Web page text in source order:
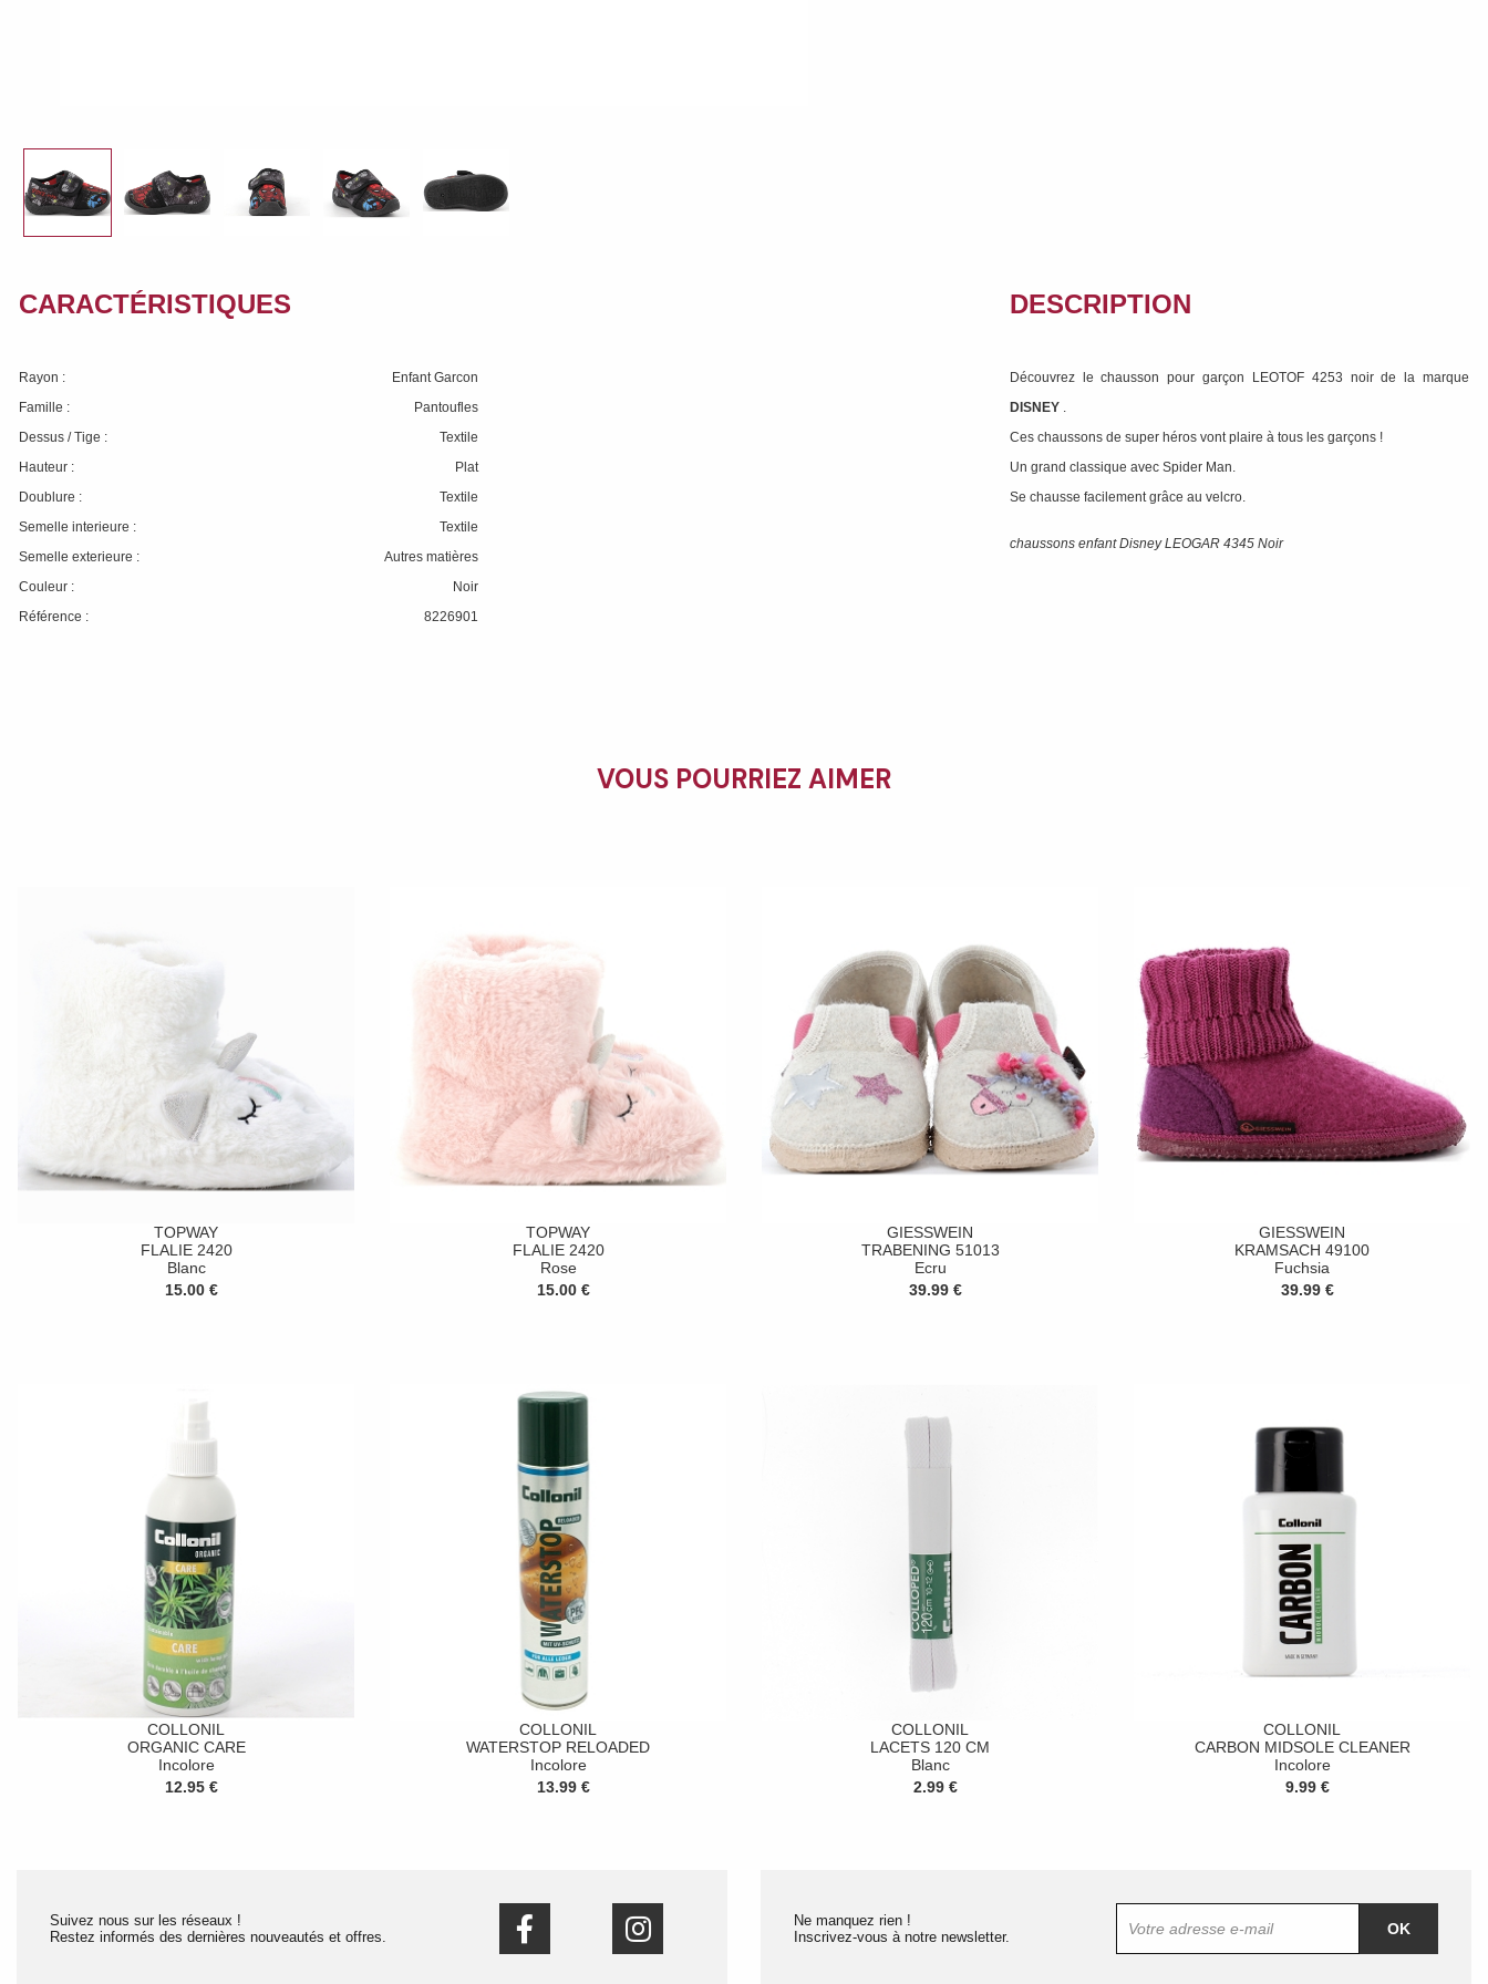
CARACTÉRISTIQUES
Rayon :
Enfant Garcon
Famille :
Pantoufles
Dessus / Tige :
Textile
Hauteur :
Plat
Doublure :
Textile
Semelle interieure :
Textile
Semelle exterieure :
Autres matières
Couleur :
Noir
Référence :
8226901
DESCRIPTION
Découvrez le chausson pour garçon LEOTOF 4253 noir de la marque
DISNEY .
Ces chaussons de super héros vont plaire à tous les garçons !
Un grand classique avec Spider Man.
Se chausse facilement grâce au velcro.
chaussons enfant Disney LEOGAR 4345 Noir
VOUS POURRIEZ AIMER
TOPWAY
FLALIE 2420
Blanc
15.00 €
TOPWAY
FLALIE 2420
Rose
15.00 €
GIESSWEIN
TRABENING 51013
Ecru
39.99 €
GIESSWEIN
KRAMSACH 49100
Fuchsia
39.99 €
COLLONIL
ORGANIC CARE
Incolore
12.95 €
COLLONIL
WATERSTOP RELOADED
Incolore
13.99 €
COLLONIL
LACETS 120 CM
Blanc
2.99 €
COLLONIL
CARBON MIDSOLE CLEANER
Incolore
9.99 €
Suivez nous sur les réseaux !
Restez informés des dernières nouveautés et offres.
Ne manquez rien !
Inscrivez-vous à notre newsletter.
OK